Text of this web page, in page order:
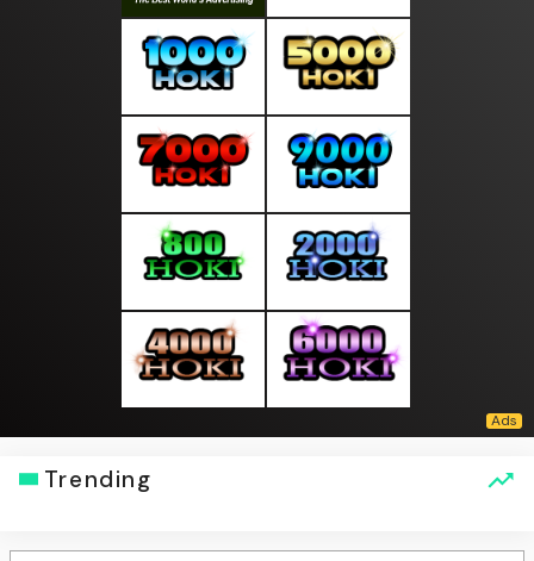
Trending